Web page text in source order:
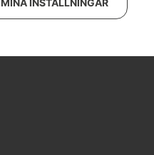
INSTÄLLNINGAR